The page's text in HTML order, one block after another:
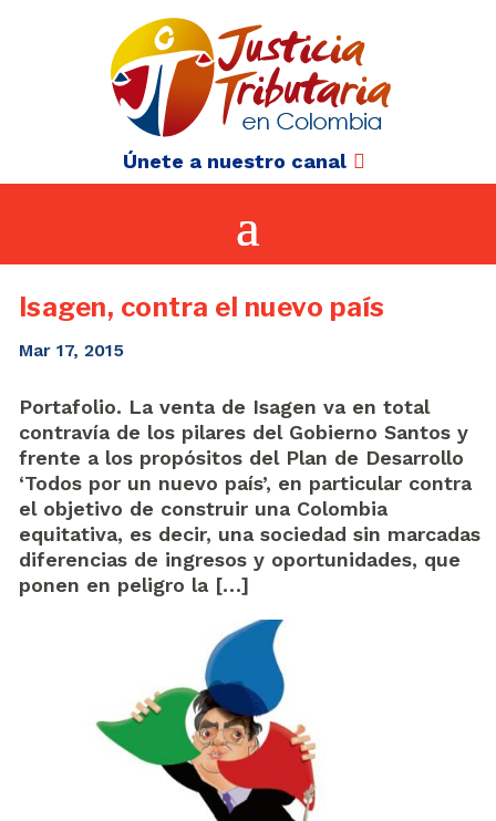
Únete a nuestro canal
Isagen, contra el nuevo país
Mar 17, 2015
Portafolio. La venta de Isagen va en total
contravía de los pilares del Gobierno Santos y
frente a los propósitos del Plan de Desarrollo
‘Todos por un nuevo país’, en particular contra
el objetivo de construir una Colombia
equitativa, es decir, una sociedad sin marcadas
diferencias de ingresos y oportunidades, que
ponen en peligro la […]